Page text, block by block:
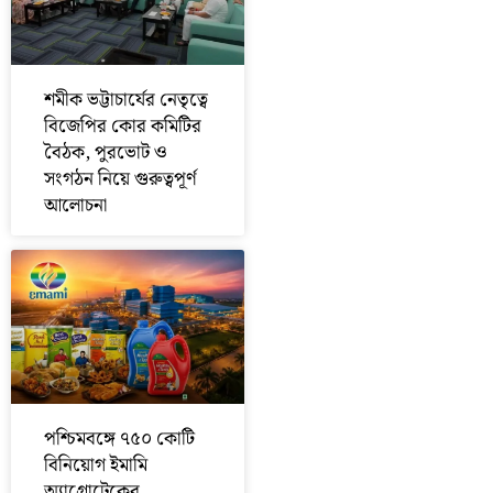
শমীক ভট্টাচার্যের নেতৃত্বে
বিজেপির কোর কমিটির
বৈঠক, পুরভোট ও
সংগঠন নিয়ে গুরুত্বপূর্ণ
আলোচনা
পশ্চিমবঙ্গে ৭৫০ কোটি
বিনিয়োগ ইমামি